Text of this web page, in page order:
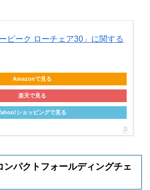
ピーク ローチェア30」に関する
Amazonで見る
楽天で見る
ショッピングで見る
パクトフォールディングチェ